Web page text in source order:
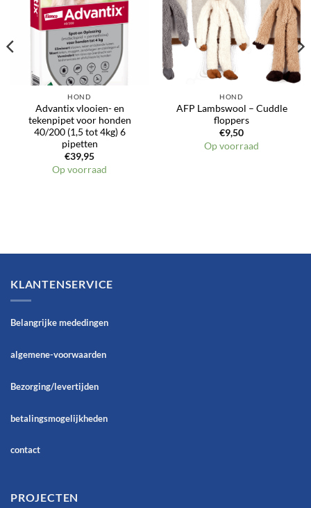
HOND
Advantix vlooien- en
tekenpipet voor honden
40/200 (1,5 tot 4kg) 6
pipetten
€39,95
Op voorraad
HOND
AFP Lambswool – Cuddle
floppers
€9,50
Op voorraad
KLANTENSERVICE
Belangrijke mededingen
algemene-voorwaarden
Bezorging/levertijden
betalingsmogelijkheden
contact
PROJECTEN